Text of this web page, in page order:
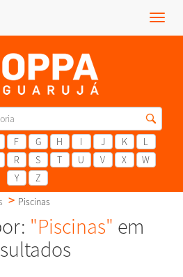
Menu
F G H I J K
L
R S T U V X
W
Y
Z
Piscinas
"Piscinas" em